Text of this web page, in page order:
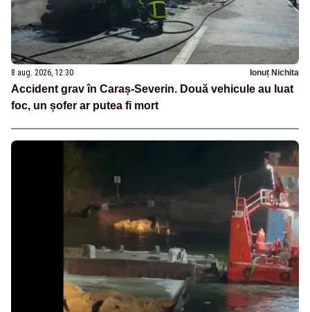
8 aug. 2026, 12:30 Ionuț Nichita
Accident grav în Caraș-Severin. Două vehicule au luat
foc, un șofer ar putea fi mort